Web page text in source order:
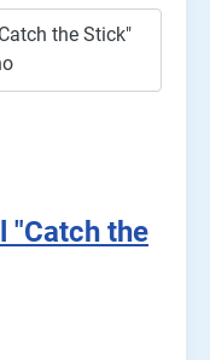
the Stick"
"Catch the